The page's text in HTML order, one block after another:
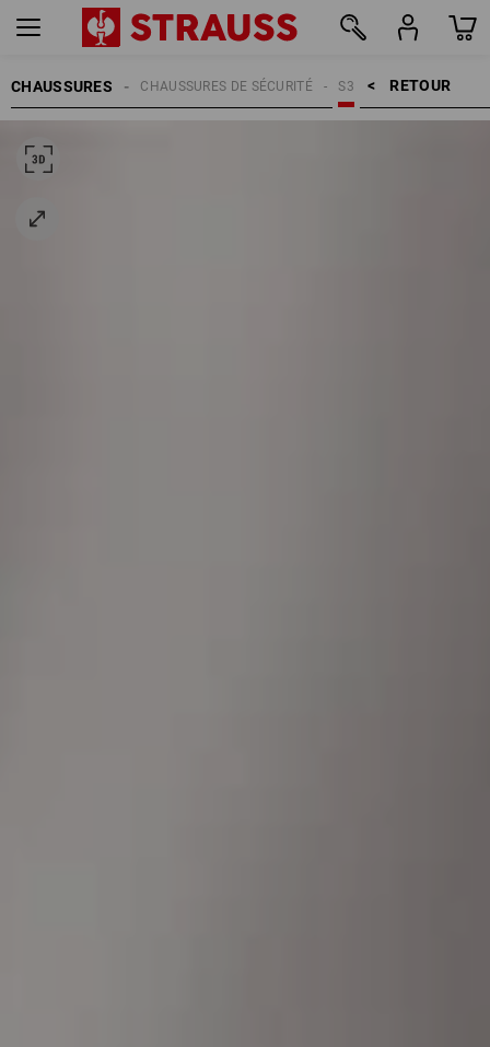
CHAUSSURES RETOUR    >
S3
CHAUSSURES DE SÉCURITÉ